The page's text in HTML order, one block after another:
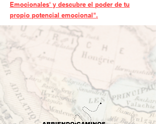
Emocionales' y descubre el poder de tu
propio potencial emocional".